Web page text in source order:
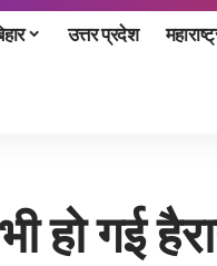
उत्तर प्रदेश
हो गई